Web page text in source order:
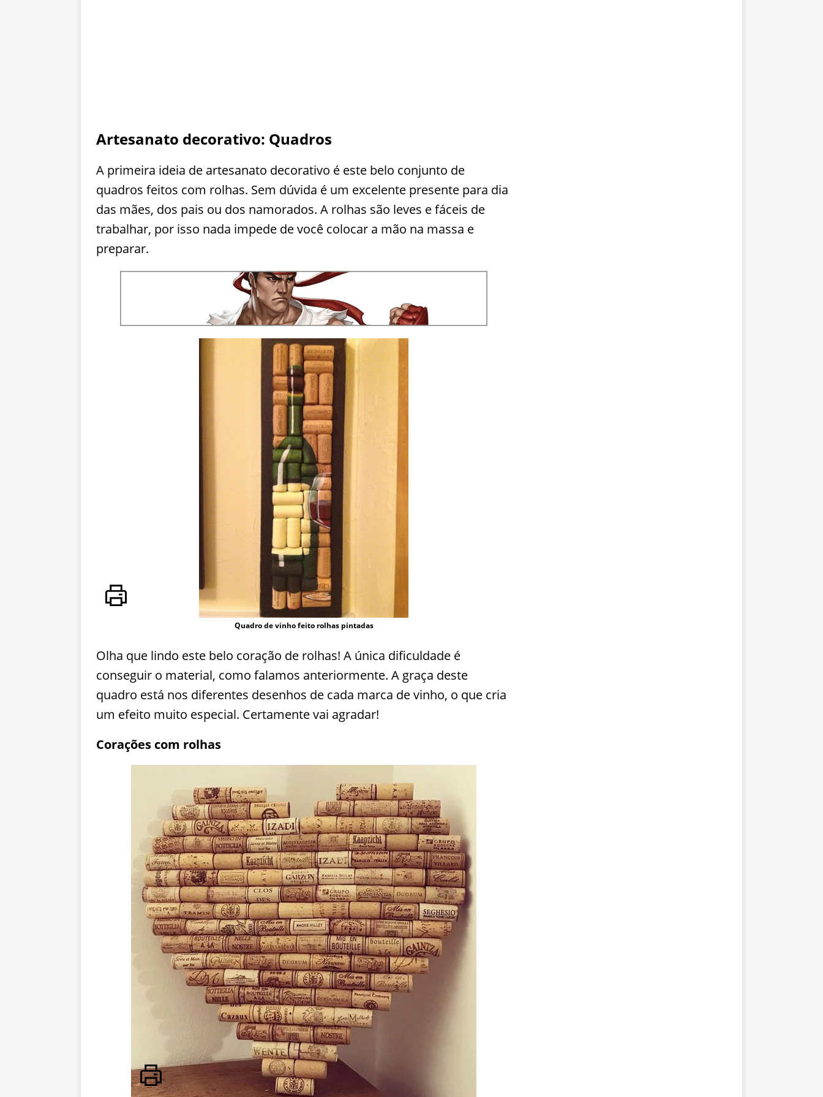
Artesanato decorativo: Quadros
A primeira ideia de artesanato decorativo é este belo conjunto de
quadros feitos com rolhas. Sem dúvida é um excelente presente para dia
das mães, dos pais ou dos namorados. A rolhas são leves e fáceis de
trabalhar, por isso nada impede de você colocar a mão na massa e
preparar.
Quadro de vinho feito rolhas pintadas
Olha que lindo este belo coração de rolhas! A única dificuldade é
conseguir o material, como falamos anteriormente. A graça deste
quadro está nos diferentes desenhos de cada marca de vinho, o que cria
um efeito muito especial. Certamente vai agradar!
Corações com rolhas